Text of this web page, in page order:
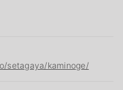
setagaya/kaminoge/